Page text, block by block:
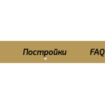
Постройки FAQ